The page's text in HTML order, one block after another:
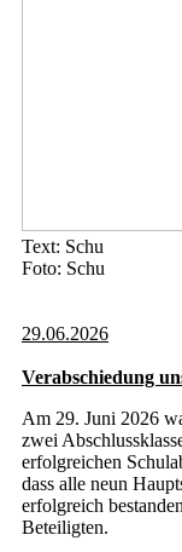
Text: Schu
Foto: Schu
29.06.2026
Verabschiedung
Am 29. Juni 2026
zwei
erfolgreichen
dass alle neun
erfolgreich
Beteiligten.